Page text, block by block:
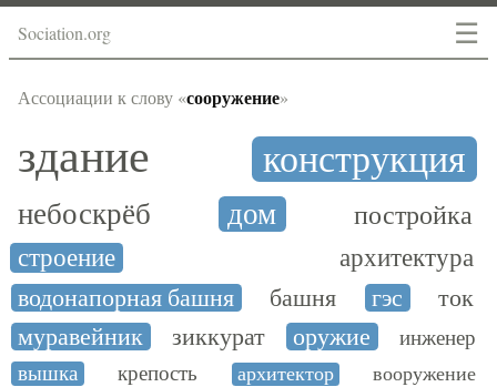
☰
Sociation.org
Ассоциации к слову «сооружение»
здание конструкция
небоскрёб дом постройка
строение архитектура
водонапорная башня башня гэс
ток
муравейник
зиккурат оружие
инженер
вышка
крепость архитектор
вооружение